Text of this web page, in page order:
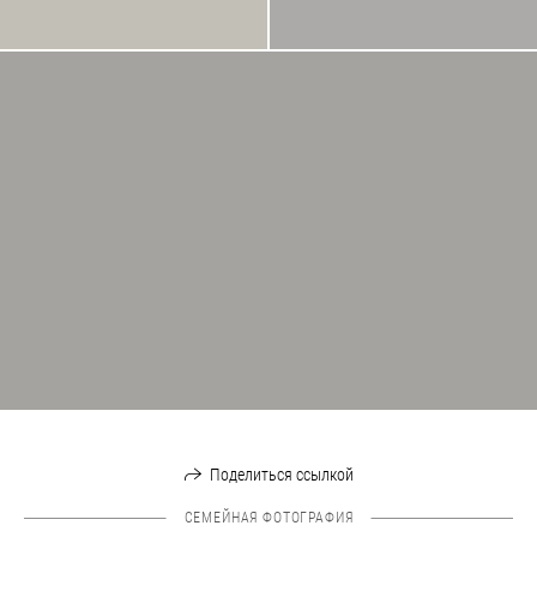
Поделиться ссылкой
СЕМЕЙНАЯ ФОТОГРАФИЯ